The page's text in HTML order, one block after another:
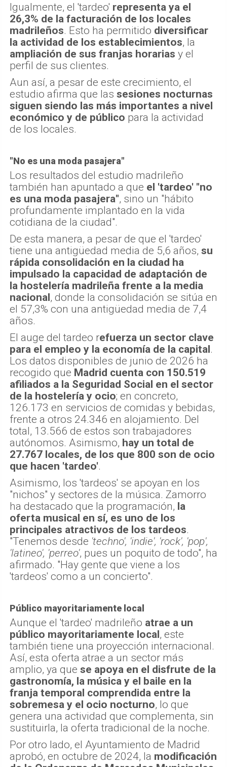
Igualmente, el 'tardeo' representa ya el
26,3% de la facturación de los locales
madrileños. Esto ha permitido diversificar
la actividad de los establecimientos, la
ampliación de sus franjas horarias y el
perfil de sus clientes.
Aun así, a pesar de este crecimiento, el
estudio afirma que las sesiones nocturnas
siguen siendo las más importantes a nivel
económico y de público para la actividad
de los locales.
"No es una moda pasajera"
Los resultados del estudio madrileño
también han apuntado a que el 'tardeo' "no
es una moda pasajera", sino un "hábito
profundamente implantado en la vida
cotidiana de la ciudad".
De esta manera, a pesar de que el 'tardeo'
tiene una antigüedad media de 5,6 años, su
rápida consolidación en la ciudad ha
impulsado la capacidad de adaptación de
la hostelería madrileña frente a la media
nacional, donde la consolidación se sitúa en
el 57,3% con una antigüedad media de 7,4
años.
El auge del tardeo refuerza un sector clave
para el empleo y la economía de la capital.
Los datos disponibles de junio de 2026 ha
recogido que Madrid cuenta con 150.519
afiliados a la Seguridad Social en el sector
de la hostelería y ocio; en concreto,
126.173 en servicios de comidas y bebidas,
frente a otros 24.346 en alojamiento. Del
total, 13.566 de estos son trabajadores
autónomos. Asimismo, hay un total de
27.767 locales, de los que 800 son de ocio
que hacen 'tardeo'.
Asimismo, los 'tardeos' se apoyan en los
"nichos" y sectores de la música. Zamorro
ha destacado que la programación, la
oferta musical en sí, es uno de los
principales atractivos de los tardeos.
"Tenemos desde 'techno', 'indie', 'rock', 'pop',
'latineo', 'perreo', pues un poquito de todo", ha
afirmado. "Hay gente que viene a los
'tardeos' como a un concierto".
Público mayoritariamente local
Aunque el 'tardeo' madrileño atrae a un
público mayoritariamente local, este
también tiene una proyección internacional.
Así, esta oferta atrae a un sector más
amplio, ya que se apoya en el disfrute de la
gastronomía, la música y el baile en la
franja temporal comprendida entre la
sobremesa y el ocio nocturno, lo que
genera una actividad que complementa, sin
sustituirla, la oferta tradicional de la noche.
Por otro lado, el Ayuntamiento de Madrid
aprobó, en octubre de 2024, la modificación